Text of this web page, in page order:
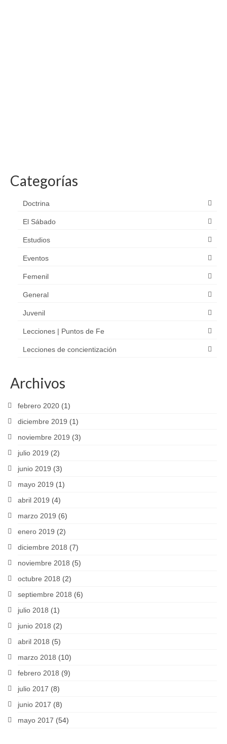
Categorías
Doctrina
El Sábado
Estudios
Eventos
Femenil
General
Juvenil
Lecciones | Puntos de Fe
Lecciones de concientización
Archivos
febrero 2020 (1)
diciembre 2019 (1)
noviembre 2019 (3)
julio 2019 (2)
junio 2019 (3)
mayo 2019 (1)
abril 2019 (4)
marzo 2019 (6)
enero 2019 (2)
diciembre 2018 (7)
noviembre 2018 (5)
octubre 2018 (2)
septiembre 2018 (6)
julio 2018 (1)
junio 2018 (2)
abril 2018 (5)
marzo 2018 (10)
febrero 2018 (9)
julio 2017 (8)
junio 2017 (8)
mayo 2017 (54)